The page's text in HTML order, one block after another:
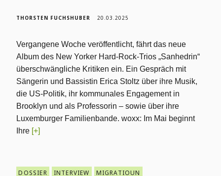
THORSTEN FUCHSHUBER 20.03.2025
Vergangene Woche veröffentlicht, fährt das neue
Album des New Yorker Hard-Rock-Trios „Sanhedrin“
überschwängliche Kritiken ein. Ein Gespräch mit
Sängerin und Bassistin Erica Stoltz über ihre Musik,
die US-Politik, ihr kommunales Engagement in
Brooklyn und als Professorin – sowie über ihre
Luxemburger Familienbande. woxx: Im Mai beginnt
Ihre [+]
DOSSIER INTERVIEW MIGRATIOUN